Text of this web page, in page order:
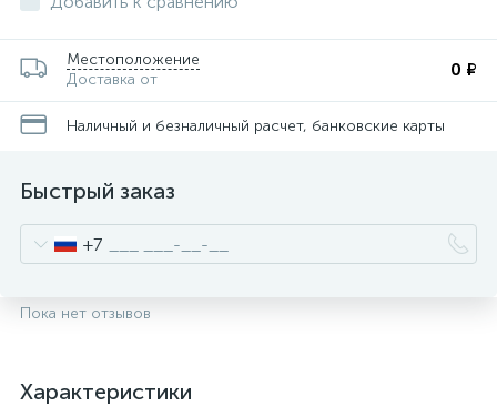
Местоположение
Доставка от
0 ₽
Наличный и безналичный расчет, банковские карты
Быстрый заказ
+7
Пока нет отзывов
Характеристики